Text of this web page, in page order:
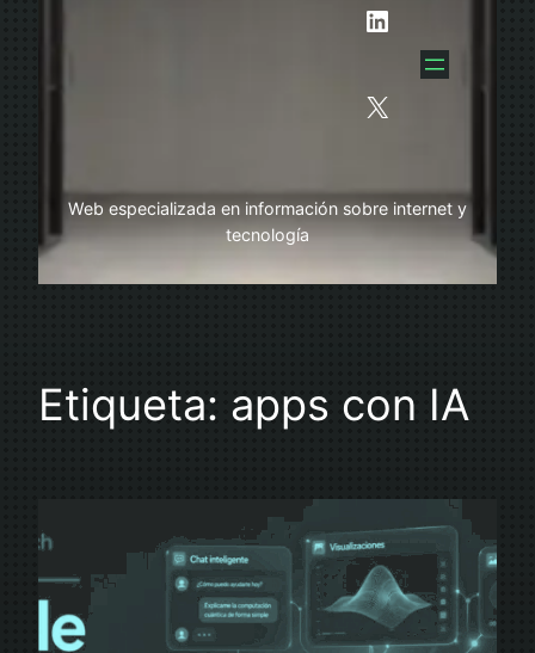
LinkedIn
X
Web especializada en información sobre internet y
tecnología
Etiqueta: apps con IA